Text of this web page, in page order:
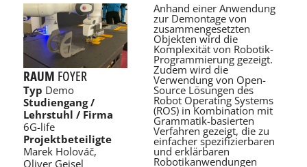
RAUM FOYER
Typ Demo
Studiengang /
Lehrstuhl / Firma
6G-life
Projektbeteiligte
Marek Holováč,
Oliver Geisel
Anhand einer Anwendung
zur Demontage von
zusammengesetzten
Objekten wird die
Komplexität von Robotik-
Programmierung gezeigt.
Zudem wird die
Verwendung von Open-
Source Lösungen des
Robot Operating Systems
(ROS) in Kombination mit
Grammatik-basierten
Verfahren gezeigt, die zu
einfacher spezifizierbaren
und erklärbaren
Robotikanwendungen